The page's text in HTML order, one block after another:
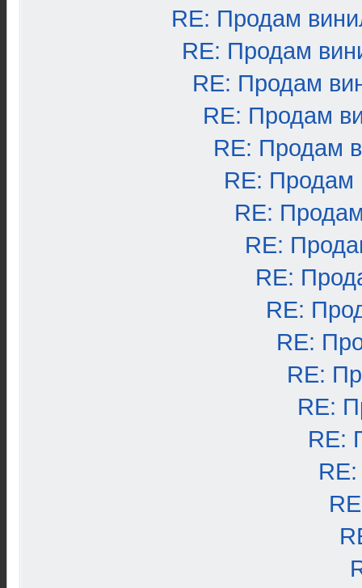
RE: Продам
RE: Продам
RE: Продам
RE: Продам
RE: Продам
RE: Продам
RE:
RE:
RE:
RE:
RE:
RE:
RE:
RE: